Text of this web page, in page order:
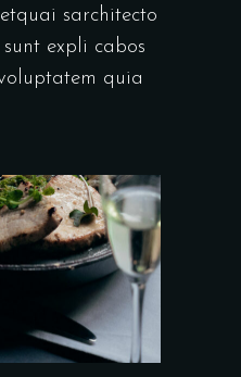
sarchitecto
expli cabos
quia